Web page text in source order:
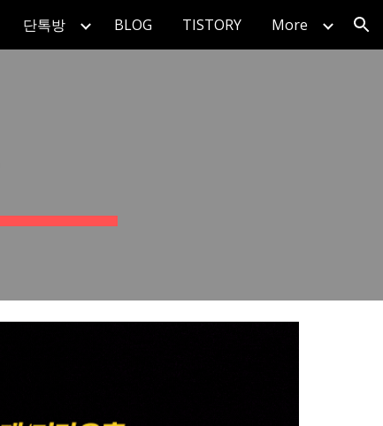
단톡방 BLOG TISTORY More